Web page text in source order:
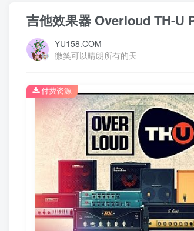
吉他效果器 Overloud TH-U
YU158.COM
微笑可以晴朗所有的天
付费资源